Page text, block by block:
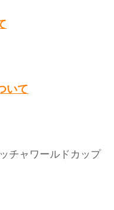
いて
チャワールドカップ